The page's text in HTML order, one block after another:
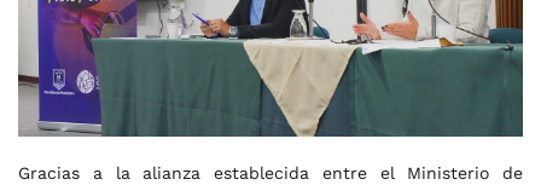
Gracias a la alianza establecida entre el Ministerio de